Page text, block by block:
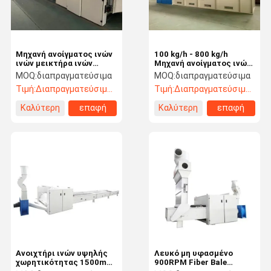
100 kg/h - 800 kg/h
Μηχανή ανοίγματος ινών
Μηχανή ανάμειξης ινών
40/M3
MOQ:διαπραγματεύσιμα
Τιμή:Διαπραγματεύσιμος
Καλύτερη
επαφή
Μηχανή ανοίγματος ινών
ινών μεικτήρα ινών
1500mm
MOQ:διαπραγματεύσιμα
Τιμή:Διαπραγματεύσιμος
Καλύτερη
επαφή
Λευκό μη υφασμένο
900RPM Fiber Bale
Ανοιχτήρι ινών υψηλής
χωρητικότητας 1500mm